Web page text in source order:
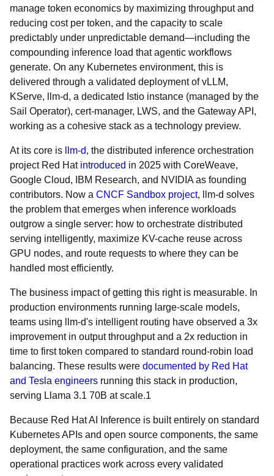
manage token economics by maximizing throughput and
reducing cost per token, and the capacity to scale
predictably under unpredictable demand—including the
compounding inference load that agentic workflows
generate. On any Kubernetes environment, this is
delivered through a validated deployment of vLLM,
KServe, llm-d, a dedicated Istio instance (managed by the
Sail Operator), cert-manager, LWS, and the Gateway API,
working as a cohesive stack as a technology preview.
At its core is llm-d, the distributed inference orchestration
project Red Hat introduced in 2025 with CoreWeave,
Google Cloud, IBM Research, and NVIDIA as founding
contributors. Now a CNCF Sandbox project, llm-d solves
the problem that emerges when inference workloads
outgrow a single server: how to orchestrate distributed
serving intelligently, maximize KV-cache reuse across
GPU nodes, and route requests to where they can be
handled most efficiently.
The business impact of getting this right is measurable. In
production environments running large-scale models,
teams using llm-d's intelligent routing have observed a 3x
improvement in output throughput and a 2x reduction in
time to first token compared to standard round-robin load
balancing. These results were documented by Red Hat
and Tesla engineers running this stack in production,
serving Llama 3.1 70B at scale.1
Because Red Hat AI Inference is built entirely on standard
Kubernetes APIs and open source components, the same
deployment, the same configuration, and the same
operational practices work across every validated